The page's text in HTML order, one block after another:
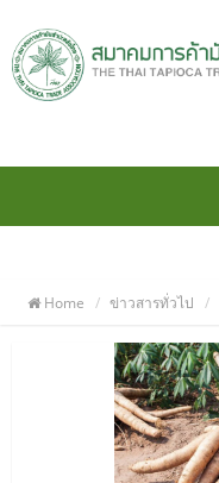
Home ข่าวสารทั่วไป